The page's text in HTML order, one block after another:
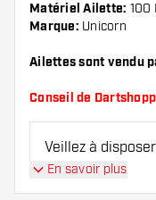
Matériel Ailette: 100
Marque: Unicorn
Ailettes sont vendu
Conseil de
Veillez à
et de tiges. Ils
cassés à l'usage.
En savoir plus